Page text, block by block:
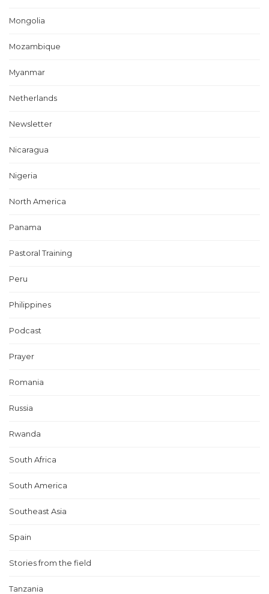
Mongolia
Mozambique
Myanmar
Netherlands
Newsletter
Nicaragua
Nigeria
North America
Panama
Pastoral Training
Peru
Philippines
Podcast
Prayer
Romania
Russia
Rwanda
South Africa
South America
Southeast Asia
Spain
Stories from the field
Tanzania